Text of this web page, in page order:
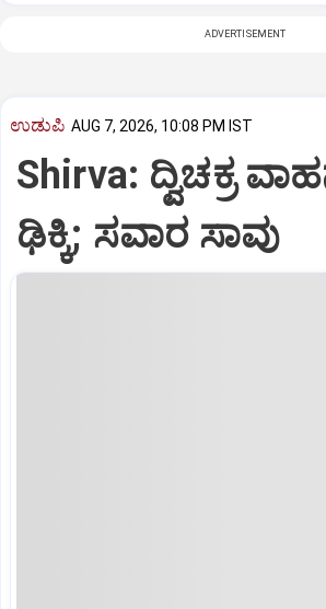
ADVERTISEMENT
ಉಡುಪಿ AUG 7, 2026, 10:08 PM IST
Shirva: ದ್ವಿಚಕ್ರ
ಢಿಕ್ಕಿ; ಸವಾರ ಸಾವು